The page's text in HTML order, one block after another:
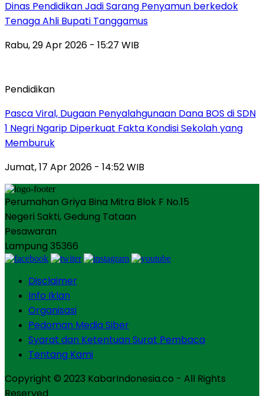
Dinas Pendidikan Jadi Sarang Penyamun berkedok
Tenaga Ahli Bupati Tanggamus
Rabu, 29 Apr 2026 - 15:27 WIB
Pendidikan
Pasca Viral, Dugaan Penyalahgunaan Dana BOS di SDN
1 Negri Ngarip Diperkuat Fakta Kondisi Sekolah yang
Memburuk
Jumat, 17 Apr 2026 - 14:52 WIB
Perumahan Griya Bina Mitra Blok F No.15
Negeri Sakti, Gedung Tataan
Pesawaran
Lampung 35366
Disclaimer
Info Iklan
Organisasi
Pedoman Media Siber
Syarat dan Ketentuan Surat Pembaca
Tentang Kami
Copyright © 2023 KabarIndonesia.co - All Rights
Reserved